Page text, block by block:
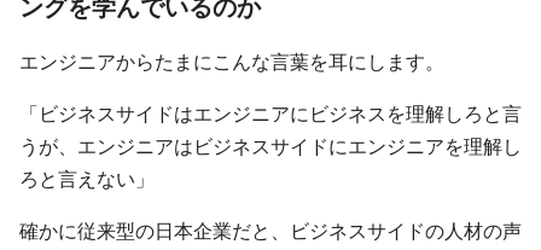
ングを学んでいるのか
エンジニアからたまにこんな言葉を耳にします。
「ビジネスサイドはエンジニアにビジネスを理解しろと言
うが、エンジニアはビジネスサイドにエンジニアを理解し
ろと言えない」
確かに従来型の日本企業だと、ビジネスサイドの人材の声